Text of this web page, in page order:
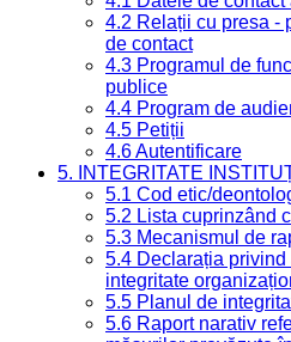
4.2 Relații cu presa -
de contact
4.3 Programul de
publice
4.4 Program de
4.5 Petiții
4.6 Autentificare
5. INTEGRITATE
5.1 Cod etic/
5.2 Lista cuprinzând
5.3 Mecanismul de
5.4 Declarația
integritate
5.5 Planul de
5.6 Raport narativ